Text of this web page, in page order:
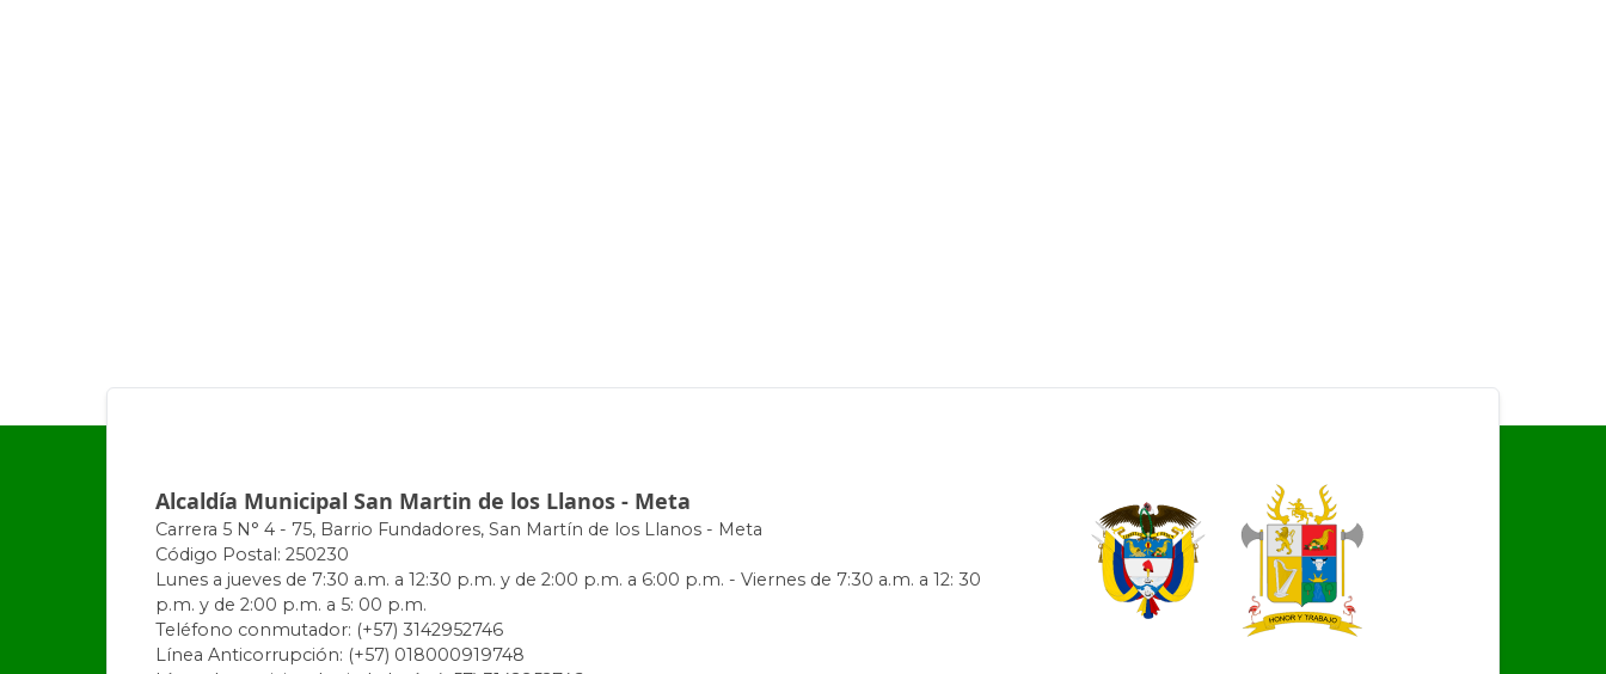
Alcaldía Municipal San Martin de los Llanos - Meta
Carrera 5 N° 4 - 75, Barrio Fundadores, San Martín de los Llanos - Meta
Código Postal: 250230
Lunes a jueves de 7:30 a.m. a 12:30 p.m. y de 2:00 p.m. a 6:00 p.m. - Viernes de 7:30 a.m. a 12: 30
p.m. y de 2:00 p.m. a 5: 00 p.m.
Teléfono conmutador: (+57) 3142952746
Línea Anticorrupción: (+57) 018000919748